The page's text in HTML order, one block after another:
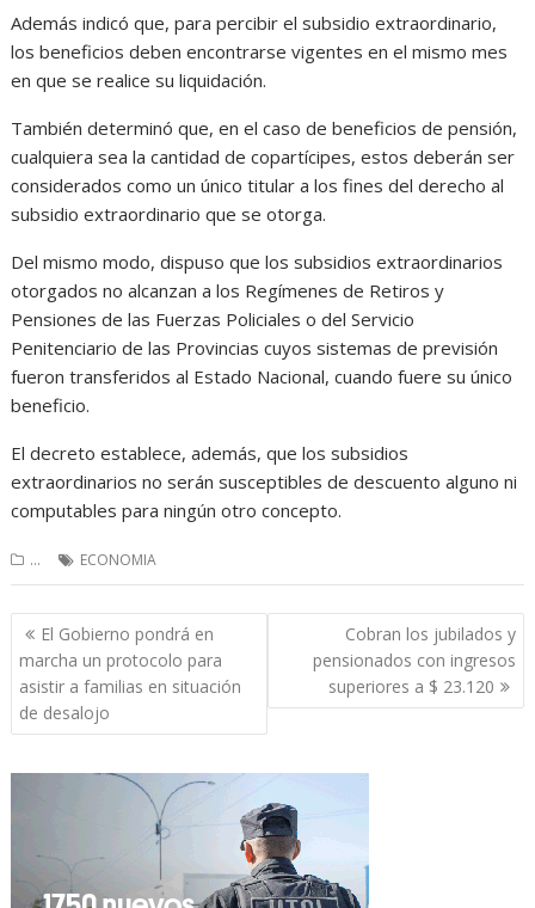
Además indicó que, para percibir el subsidio extraordinario,
los beneficios deben encontrarse vigentes en el mismo mes
en que se realice su liquidación.
También determinó que, en el caso de beneficios de pensión,
cualquiera sea la cantidad de copartícipes, estos deberán ser
considerados como un único titular a los fines del derecho al
subsidio extraordinario que se otorga.
Del mismo modo, dispuso que los subsidios extraordinarios
otorgados no alcanzan a los Regímenes de Retiros y
Pensiones de las Fuerzas Policiales o del Servicio
Penitenciario de las Provincias cuyos sistemas de previsión
fueron transferidos al Estado Nacional, cuando fuere su único
beneficio.
El decreto establece, además, que los subsidios
extraordinarios no serán susceptibles de descuento alguno ni
computables para ningún otro concepto.
... ECONOMIA
Navegación
de
entradas
El Gobierno pondrá en
marcha un protocolo para
asistir a familias en situación
de desalojo
Cobran los jubilados y
pensionados con ingresos
superiores a $ 23.120